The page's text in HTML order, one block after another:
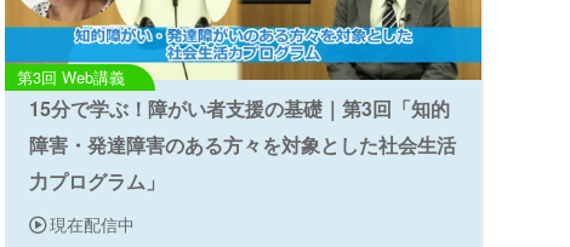
Web講義
15分で学ぶ！障がい者支援の基礎｜第3回「知的
障害・発達障害のある方々を対象とした社会生活
力プログラム」
現在配信中